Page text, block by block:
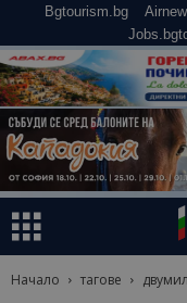
Bgtourism.bg
Начало тагове